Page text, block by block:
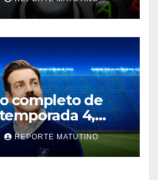
no cantes
completo de
temporada 4,
de
de
REPORTE MATUTINO